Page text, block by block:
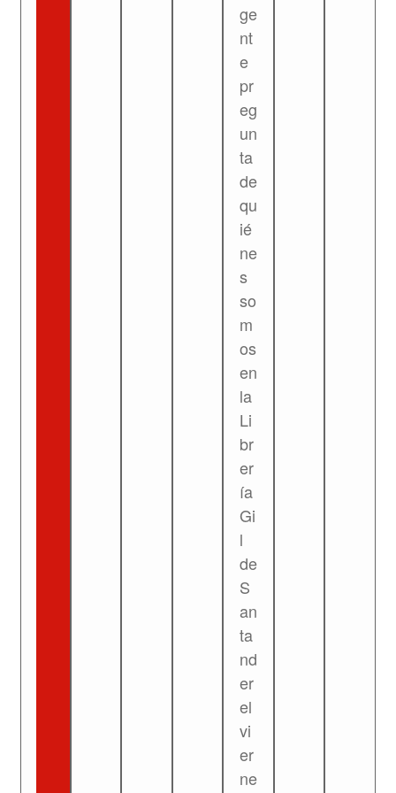
ge
nt
e
pr
eg
un
ta
de
qu
ié
ne
s
so
m
os
en
la
Li
br
er
ía
Gi
l
de
S
an
ta
nd
er
el
vi
er
ne